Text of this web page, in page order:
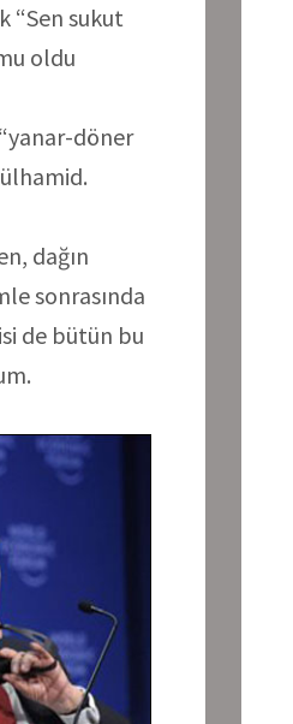
“Sen sukut
oldu
döner
dağın
sonrasında
de bütün bu